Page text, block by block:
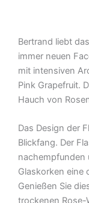
Bertrand liebt
immer neuen
mit intensiven
Pink Grapefruit.
Hauch von
Das Design der
Blickfang. Der
nachempfunden
Glaskorken eine
Genießen Sie
trockenen Rose-